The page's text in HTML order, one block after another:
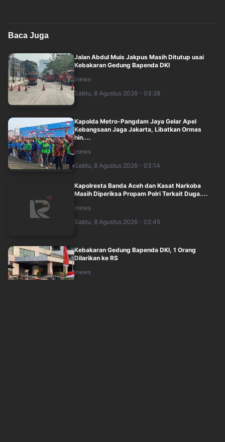
Baca Juga
Jalan Abdul Muis Jakpus Masih Ditutup usai
Kebakaran Gedung Bapenda DKI
inews
Sabtu, 8 Agustus 2026 - 03:28
Kapolda Metro-Pangdam Jaya Gelar Apel
Kebangsaan Jaga Jakarta, Libatkan Ormas
hin....
inews
Sabtu, 8 Agustus 2026 - 03:14
Kapolresta Banda Aceh dan Kasat Narkoba
Masih Diperiksa Propam Polri Terkait Duga....
inews
Sabtu, 8 Agustus 2026 - 02:45
Kebakaran Gedung Bapenda DKI, 1 Orang
Dilarikan ke RS
inews